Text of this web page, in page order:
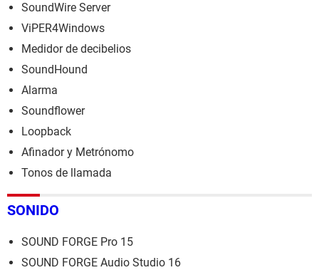
SoundWire Server
ViPER4Windows
Medidor de decibelios
SoundHound
Alarma
Soundflower
Loopback
Afinador y Metrónomo
Tonos de llamada
SONIDO
SOUND FORGE Pro 15
SOUND FORGE Audio Studio 16